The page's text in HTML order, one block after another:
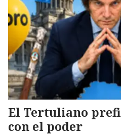
El Tertuliano
con el poder